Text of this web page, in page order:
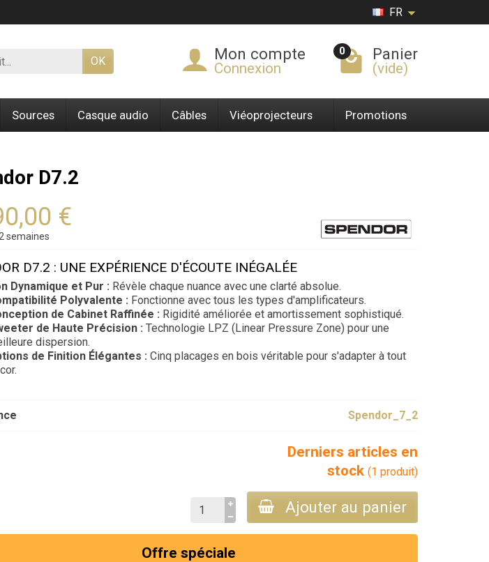
FR
OK Mon compte
Connexion
0 Panier
(vide)
Sources Casque audio Câbles Viéoprojecteurs Promotions
D7.2
€
semaines
D7.2 : UNE EXPÉRIENCE D'ÉCOUTE INÉGALÉE
Dynamique et Pur : Révèle chaque nuance avec une clarté absolue.
Polyvalente : Fonctionne avec tous les types d'amplificateurs.
de Cabinet Raffinée : Rigidité améliorée et amortissement sophistiqué.
de Haute Précision : Technologie LPZ (Linear Pressure Zone) pour une
dispersion.
de Finition Élégantes : Cinq placages en bois véritable pour s'adapter à tout
Spendor_7_2
Derniers articles en
stock (1 produit)
Ajouter au panier
Offre spéciale